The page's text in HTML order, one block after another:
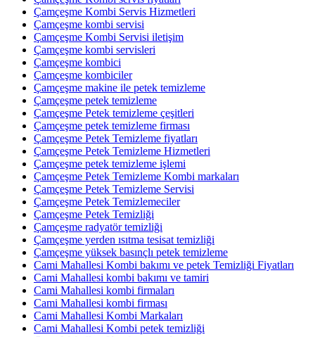
Çamçeşme Kombi Servis Hizmetleri
Çamçeşme kombi servisi
Çamçeşme Kombi Servisi iletişim
Çamçeşme kombi servisleri
Çamçeşme kombici
Çamçeşme kombiciler
Çamçeşme makine ile petek temizleme
Çamçeşme petek temizleme
Çamçeşme Petek temizleme çeşitleri
Çamçeşme petek temizleme firması
Çamçeşme Petek Temizleme fiyatları
Çamçeşme Petek Temizleme Hizmetleri
Çamçeşme petek temizleme işlemi
Çamçeşme Petek Temizleme Kombi markaları
Çamçeşme Petek Temizleme Servisi
Çamçeşme Petek Temizlemeciler
Çamçeşme Petek Temizliği
Çamçeşme radyatör temizliği
Çamçeşme yerden ısıtma tesisat temizliği
Çamçeşme yüksek basınçlı petek temizleme
Cami Mahallesi Kombi bakımı ve petek Temizliği Fiyatları
Cami Mahallesi kombi bakımı ve tamiri
Cami Mahallesi kombi firmaları
Cami Mahallesi kombi firması
Cami Mahallesi Kombi Markaları
Cami Mahallesi Kombi petek temizliği